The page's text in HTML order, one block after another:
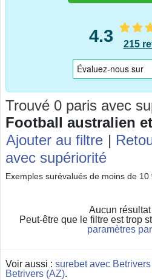
4.3 215
Trouvé 0 paris avec
Football australien
Ajouter au filtre |
avec supériorité
Exemples surévalués de moins de 10
Aucun
Peut-être que le filtre est trop
paramètres
Voir aussi : surebet avec
Betrivers (AZ).